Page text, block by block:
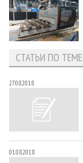
СТАТЬИ ПО ТЕМЕ
27.08.2018
01.08.2018